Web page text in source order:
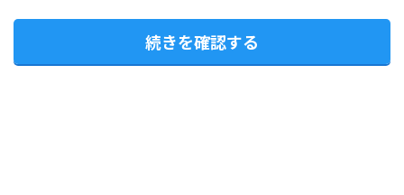
続きを確認する